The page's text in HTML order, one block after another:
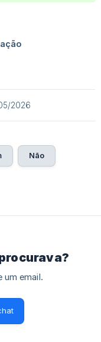
2026
Não
um email.